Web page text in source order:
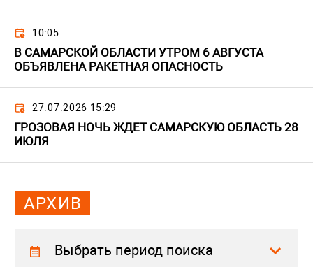
10:05
В САМАРСКОЙ ОБЛАСТИ УТРОМ 6 АВГУСТА
ОБЪЯВЛЕНА РАКЕТНАЯ ОПАСНОСТЬ
27.07.2026 15:29
ГРОЗОВАЯ НОЧЬ ЖДЕТ САМАРСКУЮ ОБЛАСТЬ 28
ИЮЛЯ
АРХИВ
Выбрать период поиска